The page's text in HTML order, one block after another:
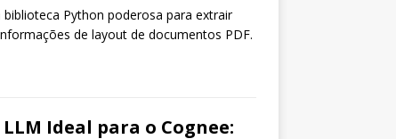
Python poderosa para extrair
de layout de documentos PDF.
Ideal para o Cognee: